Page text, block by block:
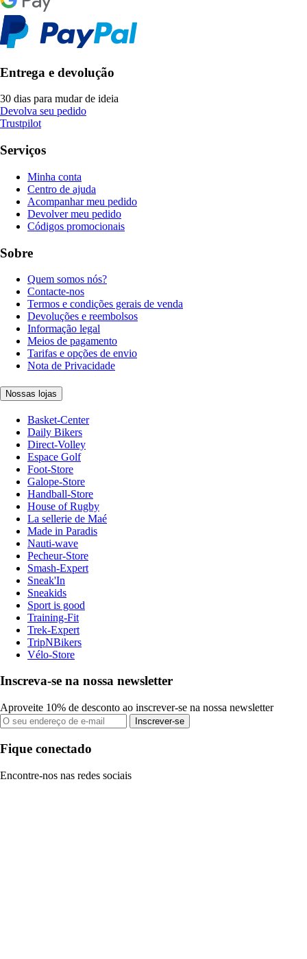
Entrega e devolução
30 dias para mudar de ideia
Devolva seu pedido
Trustpilot
Serviços
Minha conta
Centro de ajuda
Acompanhar meu pedido
Devolver meu pedido
Códigos promocionais
Sobre
Quem somos nós?
Contacte-nos
Termos e condições gerais de venda
Devoluções e reembolsos
Informação legal
Meios de pagamento
Tarifas e opções de envio
Nota de Privacidade
Nossas lojas
Basket-Center
Daily Bikers
Direct-Volley
Espace Golf
Foot-Store
Galope-Store
Handball-Store
House of Rugby
La sellerie de Maé
Made in Paradis
Nauti-wave
Pecheur-Store
Smash-Expert
Sneak'In
Sneakids
Sport is good
Training-Fit
Trek-Expert
TripNBikers
Vélo-Store
Inscreva-se na nossa newsletter
Aproveite 10% de desconto ao inscrever-se na nossa newsletter
Inscrever-se
Fique conectado
Encontre-nos nas redes sociais